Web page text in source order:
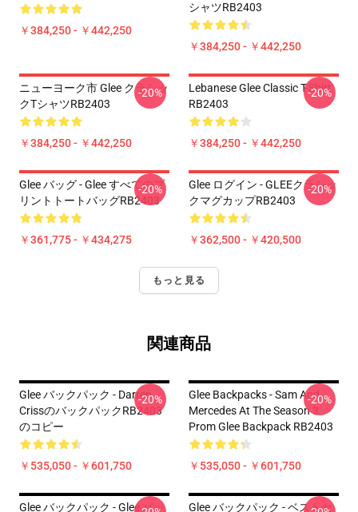
￥384,250 - ￥442,250
シャツRB2403
￥384,250 - ￥442,250
ニューヨーク市 Glee クラシッ
クTシャツRB2403
￥384,250 - ￥442,250
-20%
Lebanese Glee Classic T-Shirt
RB2403
￥384,250 - ￥442,250
-20%
Glee バッグ - Glee すべてのプ
リントトートバッグRB2403
￥361,775 - ￥434,275
-20%
Glee ログイン - GLEEクラシッ
クマグカップRB2403
￥362,500 - ￥420,500
-20%
もっと見る
関連商品
Glee バックパック - Darren
CrissのバックパックRB2403
のコピー
￥535,050 - ￥601,750
-20%
Glee Backpacks - Sam And
Mercedes At The Season 3
Prom Glee Backpack RB2403
￥535,050 - ￥601,750
-20%
Glee バックパック - Glee バッ
Glee バックパック - ベストセ